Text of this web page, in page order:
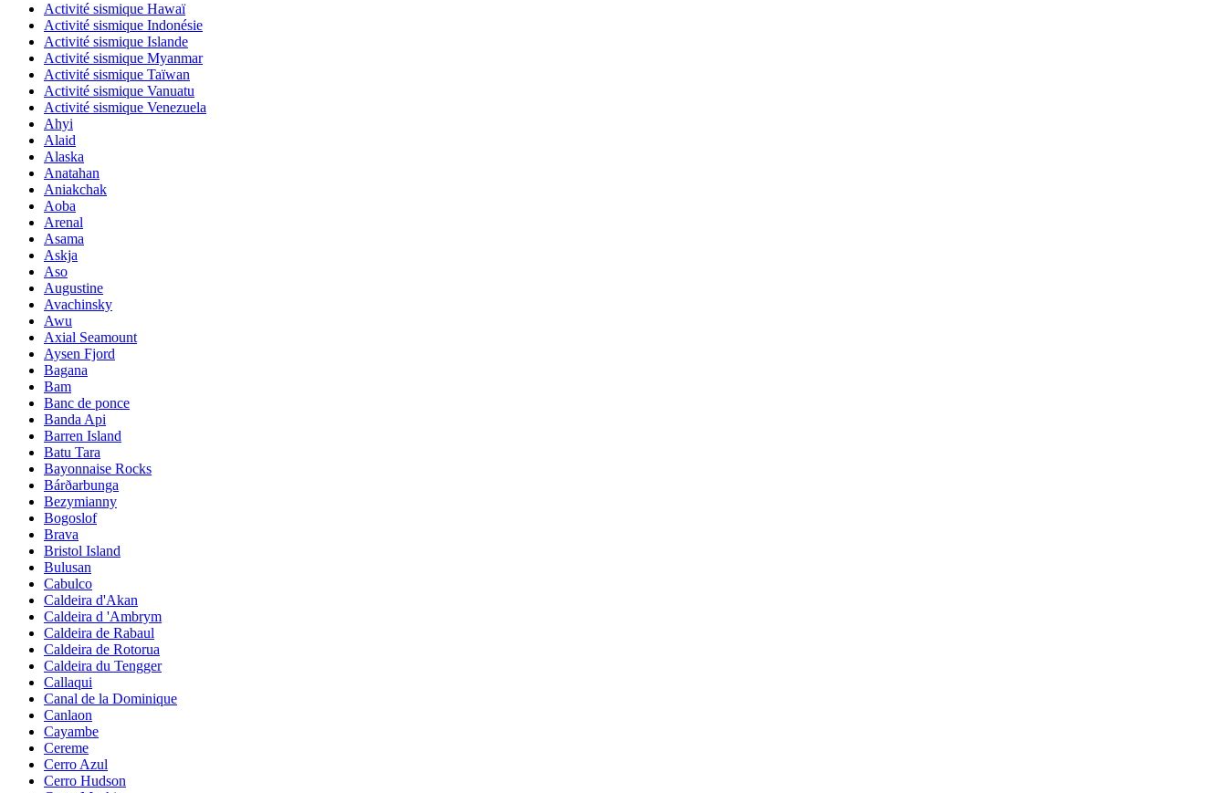
Activité sismique Hawaï
Activité sismique Indonésie
Activité sismique Islande
Activité sismique Myanmar
Activité sismique Taïwan
Activité sismique Vanuatu
Activité sismique Venezuela
Ahyi
Alaid
Alaska
Anatahan
Aniakchak
Aoba
Arenal
Asama
Askja
Aso
Augustine
Avachinsky
Awu
Axial Seamount
Aysen Fjord
Bagana
Bam
Banc de ponce
Banda Api
Barren Island
Batu Tara
Bayonnaise Rocks
Bárðarbunga
Bezymianny
Bogoslof
Brava
Bristol Island
Bulusan
Cabulco
Caldeira d'Akan
Caldeira d 'Ambrym
Caldeira de Rabaul
Caldeira de Rotorua
Caldeira du Tengger
Callaqui
Canal de la Dominique
Canlaon
Cayambe
Cereme
Cerro Azul
Cerro Hudson